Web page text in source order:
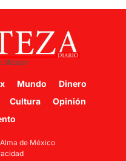
Mundo
Dinero
Cultura
Opinión
de México